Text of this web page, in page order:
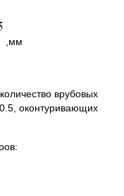
,мм
врубовых
оконтуривающих